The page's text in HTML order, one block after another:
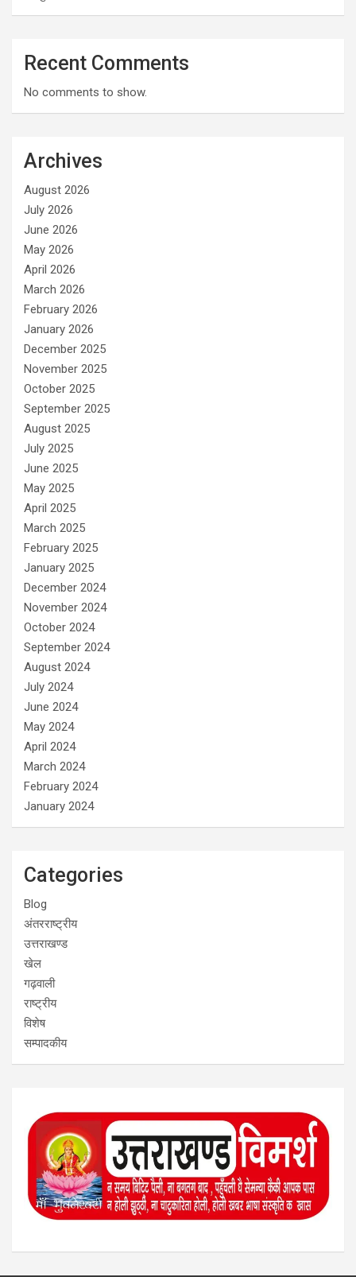
Recent Comments
No comments to show.
Archives
August 2026
July 2026
June 2026
May 2026
April 2026
March 2026
February 2026
January 2026
December 2025
November 2025
October 2025
September 2025
August 2025
July 2025
June 2025
May 2025
April 2025
March 2025
February 2025
January 2025
December 2024
November 2024
October 2024
September 2024
August 2024
July 2024
June 2024
May 2024
April 2024
March 2024
February 2024
January 2024
Categories
Blog
अंतरराष्ट्रीय
उत्तराखण्ड
खेल
गढ़वाली
राष्ट्रीय
विशेष
सम्पादकीय